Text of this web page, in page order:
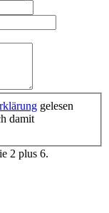
gelesen
damit
2 plus 6.